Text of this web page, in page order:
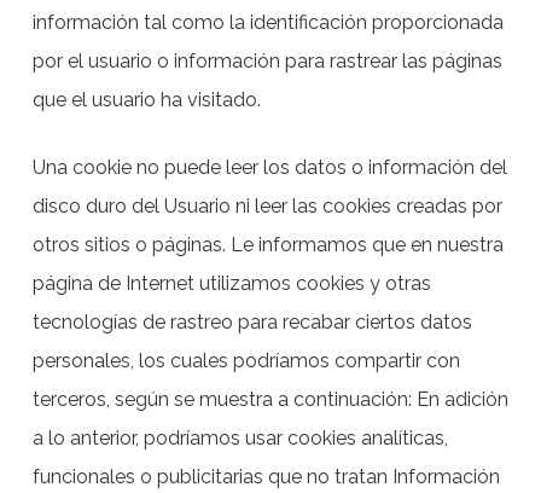
información tal como la identificación proporcionada
por el usuario o información para rastrear las páginas
que el usuario ha visitado.
Una cookie no puede leer los datos o información del
disco duro del Usuario ni leer las cookies creadas por
otros sitios o páginas. Le informamos que en nuestra
página de Internet utilizamos cookies y otras
tecnologías de rastreo para recabar ciertos datos
personales, los cuales podríamos compartir con
terceros, según se muestra a continuación: En adición
a lo anterior, podríamos usar cookies analíticas,
funcionales o publicitarias que no tratan Información